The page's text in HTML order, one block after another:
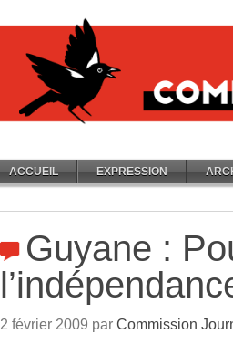
ACCUEIL EXPRESSION
Guyane :
2 février 2009 par Commission